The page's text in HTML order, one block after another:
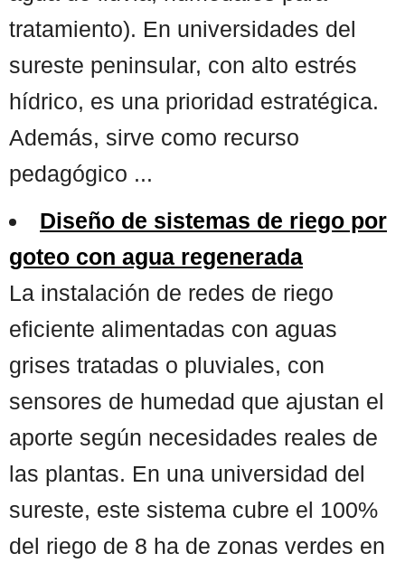
tratamiento). En universidades del
sureste peninsular, con alto estrés
hídrico, es una prioridad estratégica.
Además, sirve como recurso
pedagógico ...
Diseño de sistemas de riego por
goteo con agua regenerada
La instalación de redes de riego
eficiente alimentadas con aguas
grises tratadas o pluviales, con
sensores de humedad que ajustan el
aporte según necesidades reales de
las plantas. En una universidad del
sureste, este sistema cubre el 100%
del riego de 8 ha de zonas verdes en